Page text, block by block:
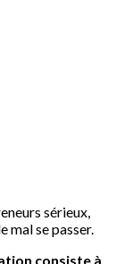
sérieux,
mal se passer.
consiste à